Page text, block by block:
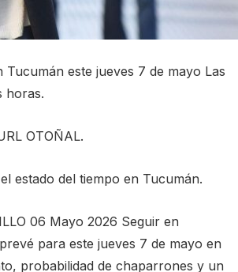
este jueves 7 de mayo Las
horas.
OTOÑAL.
estado del tiempo en Tucumán.
06 Mayo 2026 Seguir en
para este jueves 7 de mayo en
probabilidad de chaparrones y un